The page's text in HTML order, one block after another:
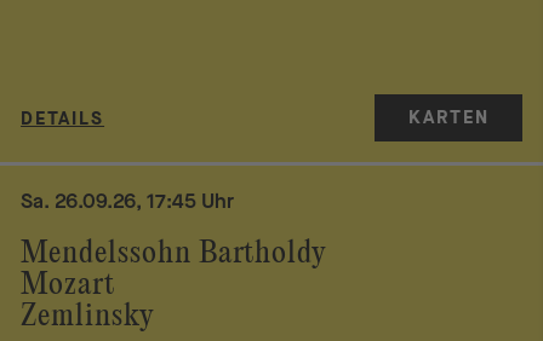
DETAILS KARTEN
Mendelssohn Bartholdy
Mozart
Zemlinsky
Sa. 26.09.26, 17:45 Uhr